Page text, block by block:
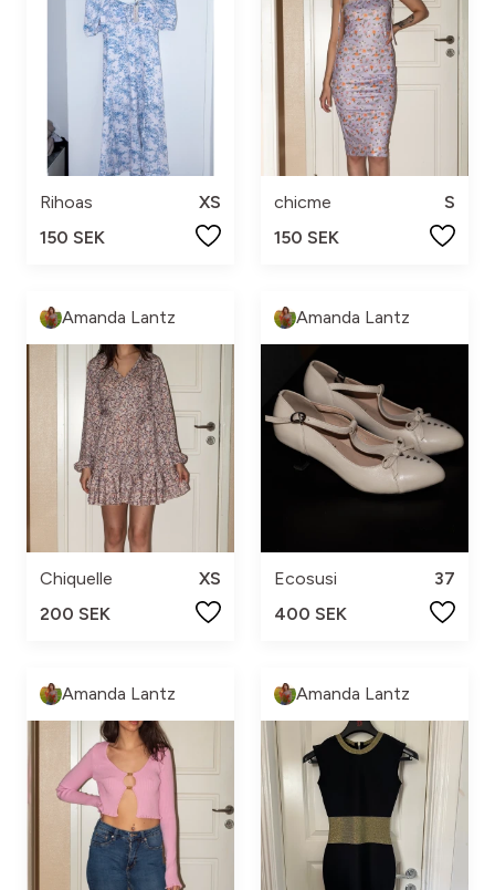
Rihoas
XS
150 SEK
chicme
S
150 SEK
Amanda Lantz
Chiquelle
XS
200 SEK
Amanda Lantz
Ecosusi
37
400 SEK
Amanda Lantz Amanda Lantz